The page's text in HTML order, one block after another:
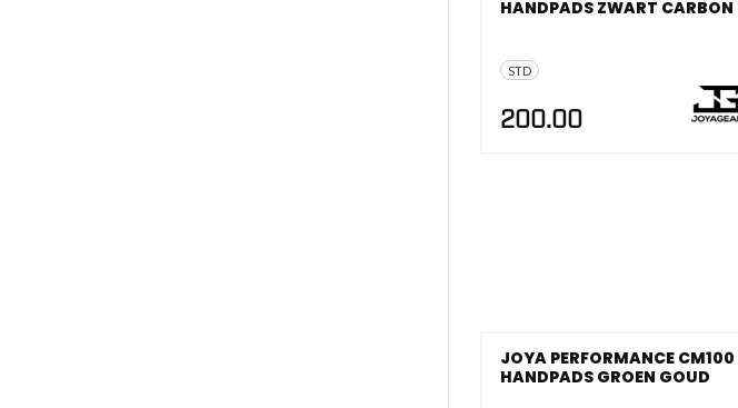
STD
HANDPADS ZWART CARBON
200.00
JOYA PERFORMANCE CM100
HANDPADS GROEN GOUD